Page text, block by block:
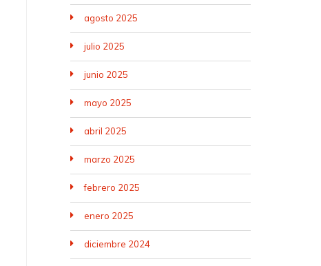
agosto 2025
julio 2025
junio 2025
mayo 2025
abril 2025
marzo 2025
febrero 2025
enero 2025
diciembre 2024